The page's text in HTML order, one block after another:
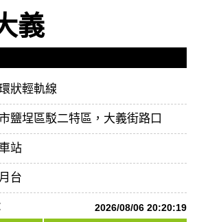
義
狀輕軌線
鹽埕區駁二特區，大義街路口
站
台
2026/08/06 20:20:19